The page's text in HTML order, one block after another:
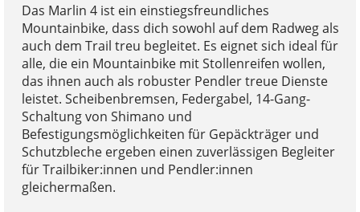
Das Marlin 4 ist ein einstiegsfreundliches
Mountainbike, dass dich sowohl auf dem Radweg als
auch dem Trail treu begleitet. Es eignet sich ideal für
alle, die ein Mountainbike mit Stollenreifen wollen,
das ihnen auch als robuster Pendler treue Dienste
leistet. Scheibenbremsen, Federgabel, 14-Gang-
Schaltung von Shimano und
Befestigungsmöglichkeiten für Gepäckträger und
Schutzbleche ergeben einen zuverlässigen Begleiter
für Trailbiker:innen und Pendler:innen
gleichermaßen.